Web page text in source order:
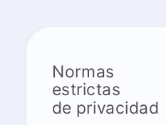
Normas
estrictas
de privacidad